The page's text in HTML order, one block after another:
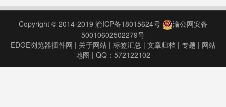
之前我们也推荐过返回顶部的插件
按钮的插件》和《为网页添加返回
Copyright © 2014-2019 渝ICP备18015624号
渝公网安备
50010602502279号
EDGE浏览器插件网 | 关于网站| 标签汇总| 文章归档 | 专题 | 网站
地图 | QQ：572122102